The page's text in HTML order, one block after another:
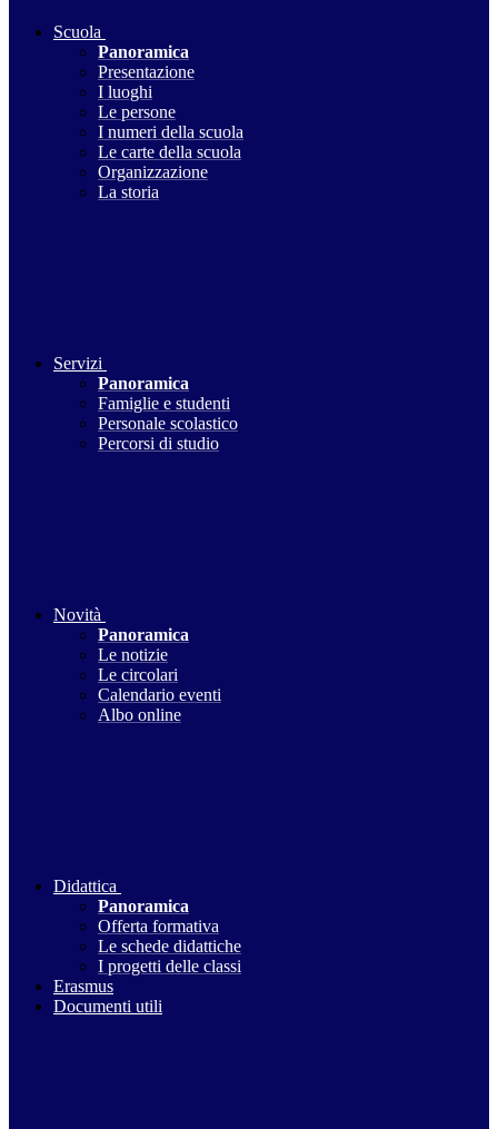
Scuola
Panoramica
Presentazione
I luoghi
Le persone
I numeri della scuola
Le carte della scuola
Organizzazione
La storia
Servizi
Panoramica
Famiglie e studenti
Personale scolastico
Percorsi di studio
Novità
Panoramica
Le notizie
Le circolari
Calendario eventi
Albo online
Didattica
Panoramica
Offerta formativa
Le schede didattiche
I progetti delle classi
Erasmus
Documenti utili